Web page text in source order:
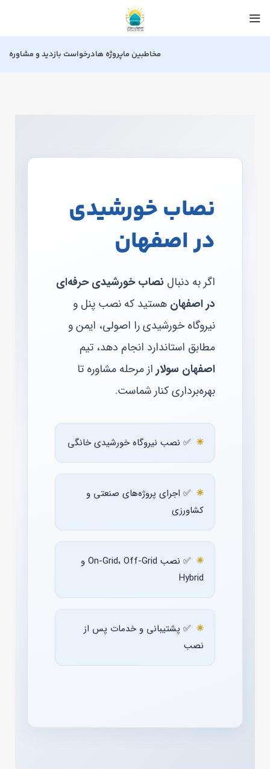
مخاطبین ماپروژه هادرخواست بازدید و مشاوره
نصاب خورشیدی
در اصفهان
اگر به دنبال نصاب خورشیدی حرفه‌ای
در اصفهان هستید که نصب پنل و
نیروگاه خورشیدی را اصولی، ایمن و
مطابق استاندارد انجام دهد، تیم
اصفهان سولار از مرحله مشاوره تا
بهره‌برداری کنار شماست.
✅ نصب نیروگاه خورشیدی خانگی
✅ اجرای پروژه‌های صنعتی و
کشاورزی
✅ نصب On‑Grid، Off‑Grid و
Hybrid
✅ پشتیبانی و خدمات پس از
نصب